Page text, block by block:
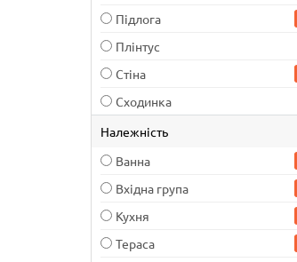
Підлога
Плінтус
Стіна
Сходинка
Належність
Ванна
Вхідна група
Кухня
Тераса